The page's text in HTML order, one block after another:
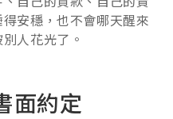
安穩，也不會哪天醒來
人花光了。
面約定